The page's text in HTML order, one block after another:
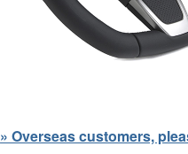
» Overseas customers,